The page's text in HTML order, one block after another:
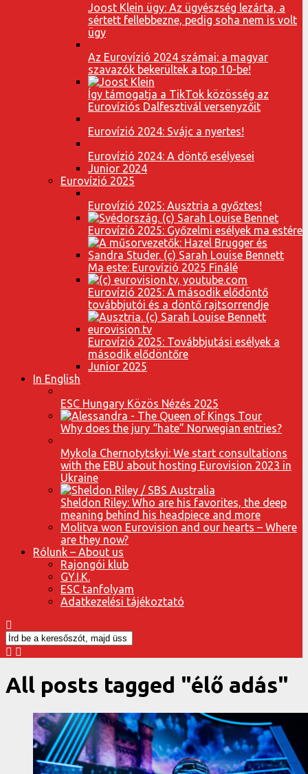
Joost Klein ügy: Az ügyészség lezárta, a
sértett fellebbezne, pedig soha nem is volt
ügy
Az Eurovízió 2024 számai: a magyar
szavazók bekerültek a top 10-be!
Így támogatja a TikTok közösség az
Eurovíziós Dalfesztivál versenyzőit
Eurovízió 2024: Svájc a nyertes!
Eurovízió 2024: A döntő esélyesei
Junior 2024
Eurovízió 2025
Eurovízió 2025: Ausztria a győztes!
Eurovízió 2025: Győzelmi esélyek ma estére
Ma este: Eurovízió 2025 Finálé
Eurovízió 2025: A második elődöntő
továbbjutói és a döntő rajtsorrendje
Eurovízió 2025: Továbbjutási esélyek a
második elődöntőre
Junior 2025
In English
ESC Hungary Közös Nézés 2025
Why does the jury “hate” Norwegian entries?
Mykola Chernotytskyi: We start consultations
with the EBU about hosting Eurovision 2023 in
Ukraine
Sheldon Riley: Who are his favorites, the deep
meaning behind his headpiece and more
Molitva won Eurovision and our hearts – Where
are they now?
Rólunk – About us
Rajongói klub
GY.I.K.
ESC tanfolyam
Adatkezelési tájékoztató
All posts tagged "élő adás"